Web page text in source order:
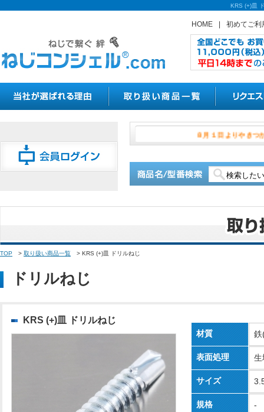
KRS (+)皿
HOME 初めてご利
８月１日よ
TOP > 取り扱い商品一覧 > KRS (+)皿 ドリルねじ
ドリルねじ
KRS (+)皿 ドリルねじ
材質 鉄
表面処理 生
サイズ
規格
-